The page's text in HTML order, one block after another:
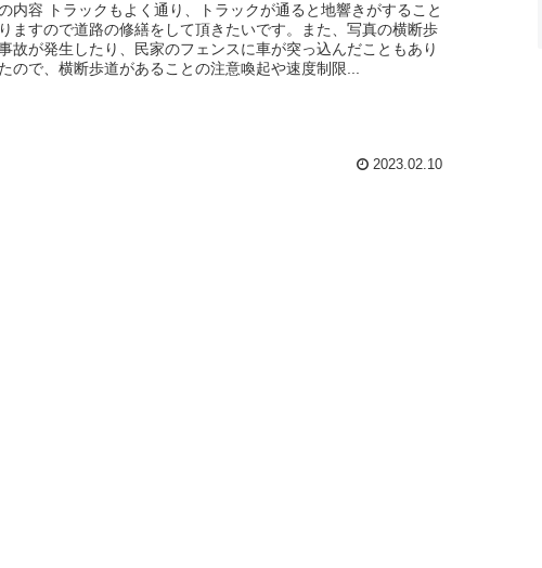
内容 トラックもよく通り、トラックが通ると地響きがすること
ますので道路の修繕をして頂きたいです。また、写真の横断歩
故が発生したり、民家のフェンスに車が突っ込んだこともあり
ので、横断歩道があることの注意喚起や速度制限...
2023.02.10